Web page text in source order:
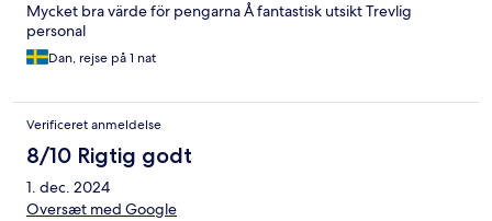
Mycket bra värde för pengarna Å fantastisk utsikt Trevlig
personal
Dan, rejse på 1 nat
Verificeret anmeldelse
8/10 Rigtig godt
1. dec. 2024
Oversæt med Google